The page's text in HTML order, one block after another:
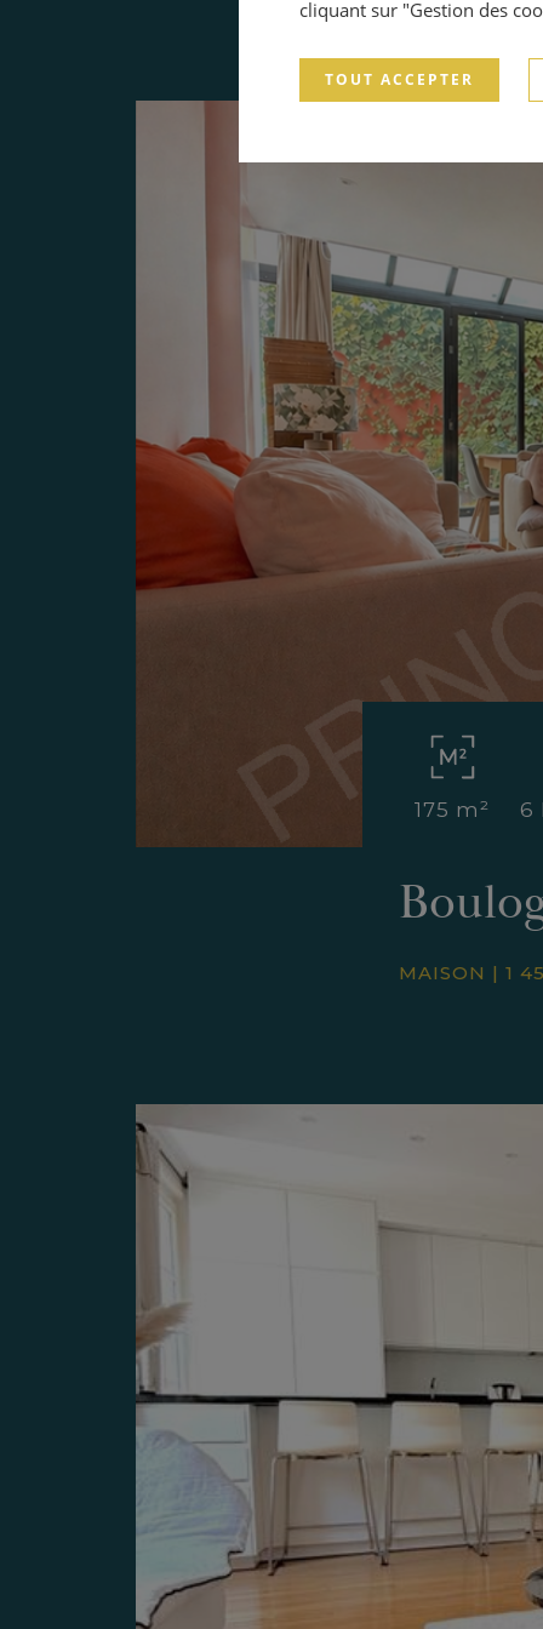
175 m² 6
MAISON | 1
cliquant sur "Gestion des
TOUT ACCEPTER